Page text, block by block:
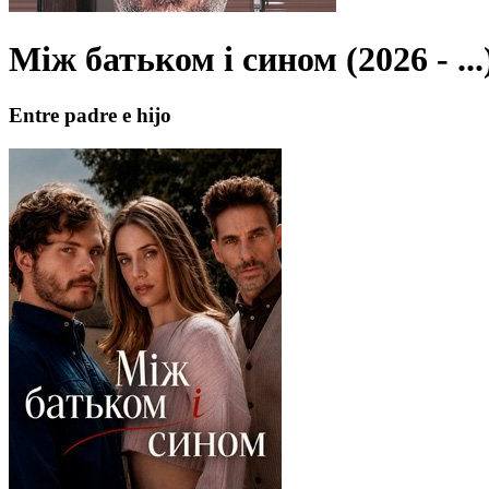
Між батьком і сином (2026 -
Entre padre e hijo